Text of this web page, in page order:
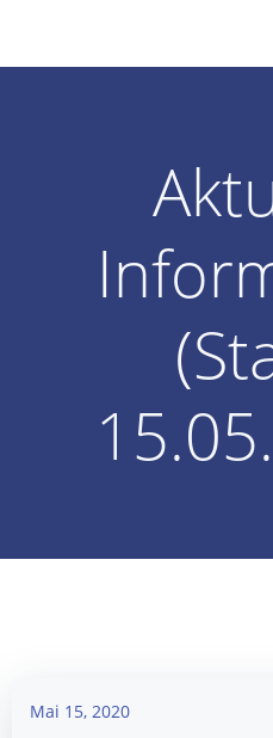
Mai 15, 2020